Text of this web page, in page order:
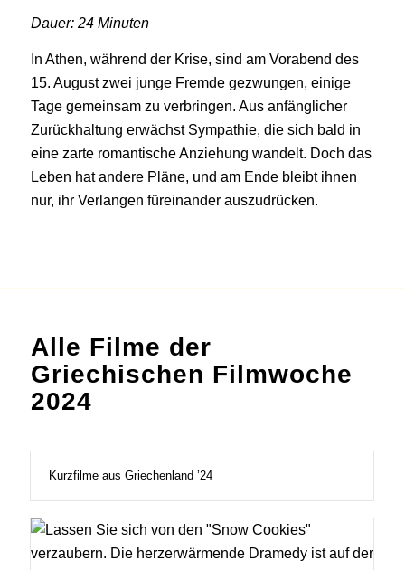
Dauer: 24 Minuten
In Athen, während der Krise, sind am Vorabend des
15. August zwei junge Fremde gezwungen, einige
Tage gemeinsam zu verbringen. Aus anfänglicher
Zurückhaltung erwächst Sympathie, die sich bald in
eine zarte romantische Anziehung wandelt. Doch das
Leben hat andere Pläne, und am Ende bleibt ihnen
nur, ihr Verlangen füreinander auszudrücken.
Alle Filme der
Griechischen Filmwoche
2024
Kurzfilme aus Griechenland ’24